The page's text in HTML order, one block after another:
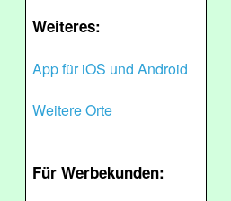
Weiteres:
App für iOS und Android
Weitere Orte
Für Werbekunden: